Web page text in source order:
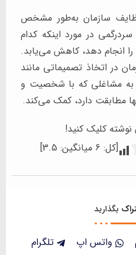
سازمان به‌طور مشخص
در مورد اینکه کدام
انجام دهد، کاهش می‌یابد.
در اتخاذ تصمیماتی مانند
به مشاغلی که با شخصیت و
مطابقت دارد، کمک می‌کند.
نوشته کلیک کنید!
[کل: 6 میانگین: 3.5
]
بگذارید
واتس اپ
تلگرام